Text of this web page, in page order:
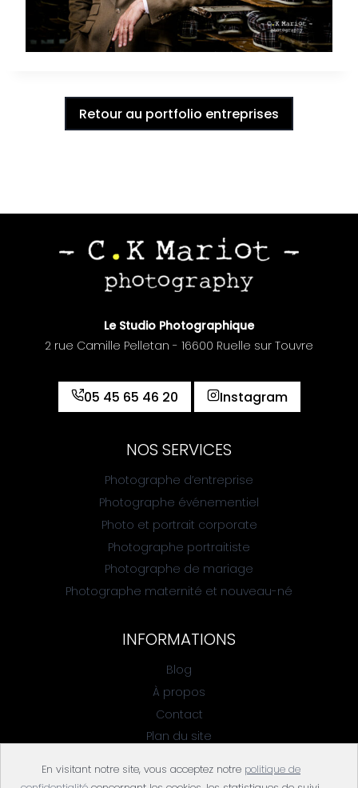
En visitant notre site, vous acceptez notre politique de
Retour au portfolio entreprises
Le Studio Photographique
2 rue Camille Pelletan - 16600 Ruelle sur Touvre
05 45 65 46 20 Instagram
NOS SERVICES
Photographe d’entreprise
Photographe événementiel
Photo et portrait corporate
Photographe portraitiste
Photographe de mariage
Photographe maternité et nouveau-né
INFORMATIONS
Blog
À propos
Contact
Plan du site
Politique de confidentialité